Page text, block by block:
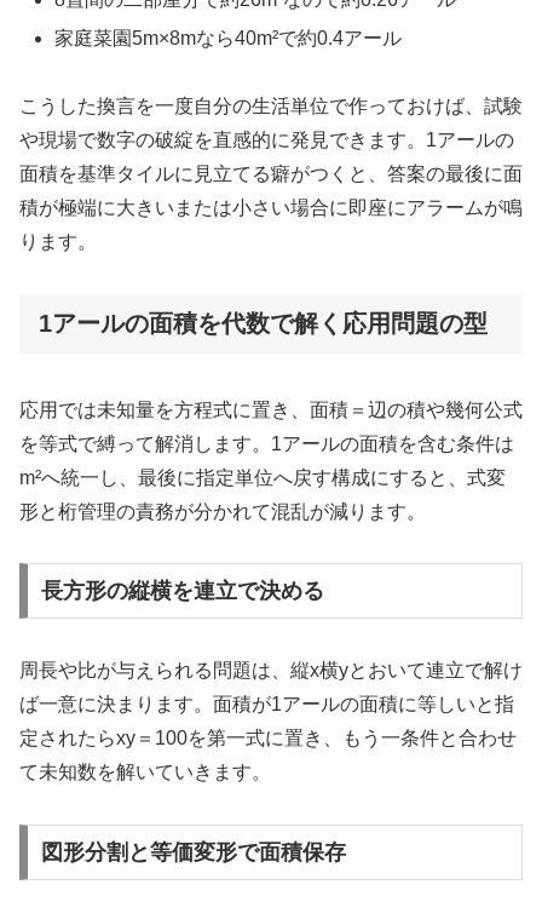
家庭菜園5m×8mなら40m²で約0.4アール
こうした換言を一度自分の生活単位で作っておけば、試験
や現場で数字の破綻を直感的に発見できます。1アールの
面積を基準タイルに見立てる癖がつくと、答案の最後に面
積が極端に大きいまたは小さい場合に即座にアラームが鳴
ります。
1アールの面積を代数で解く応用問題の型
応用では未知量を方程式に置き、面積＝辺の積や幾何公式
を等式で縛って解消します。1アールの面積を含む条件は
m²へ統一し、最後に指定単位へ戻す構成にすると、式変
形と桁管理の責務が分かれて混乱が減ります。
長方形の縦横を連立で決める
周長や比が与えられる問題は、縦x横yとおいて連立で解け
ば一意に決まります。面積が1アールの面積に等しいと指
定されたらxy＝100を第一式に置き、もう一条件と合わせ
て未知数を解いていきます。
図形分割と等価変形で面積保存